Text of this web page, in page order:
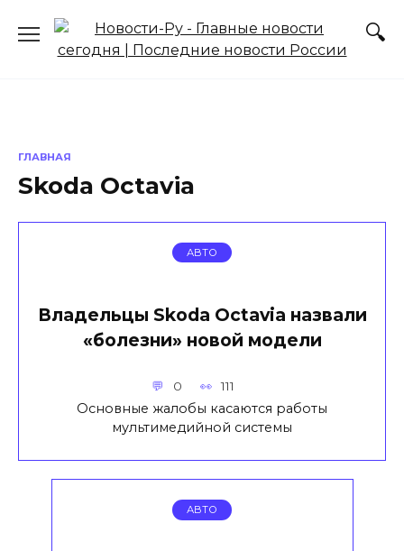
содержанию
ГЛАВНАЯ
Skoda Octavia
АВТО
Владельцы Skoda Octavia назвали
«болезни» новой модели
0 111
Основные жалобы касаются работы
мультимедийной системы
АВТО